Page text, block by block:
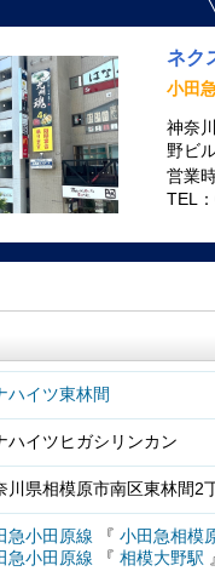
ネク
小田
神奈
野ビ
営業
TEL
ハイツ東林間
ハイツヒガシリンカン
川県相模原市南区東林間2
急小田原線 『 小田急相模
急小田原線
『 相模大野駅